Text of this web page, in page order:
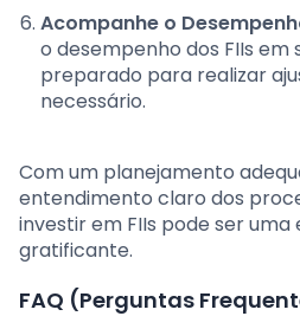
Acompanhe o
o desempenho dos FIIs
preparado para realizar
necessário.
Com um planejamento
entendimento claro dos
investir em FIIs pode ser uma
gratificante.
FAQ (Perguntas